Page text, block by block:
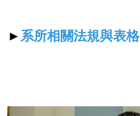
► 系所相關法規與表格